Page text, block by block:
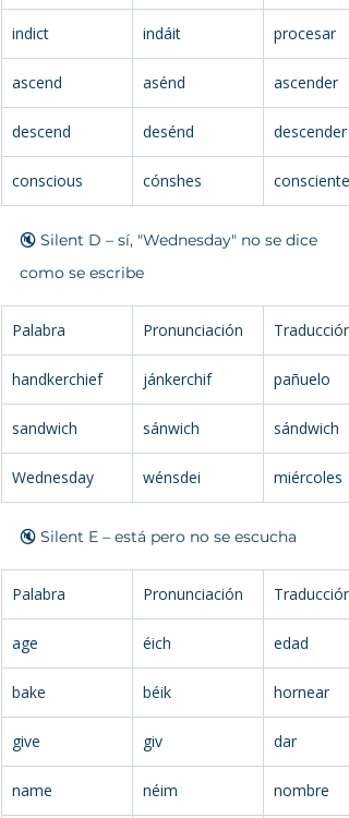
indict indáit procesar
ascend asénd ascender
descend desénd descender
conscious cónshes consciente
🔇 Silent D – sí, "Wednesday" no se dice
como se escribe
Palabra Pronunciación Traducción
handkerchief jánkerchif pañuelo
sandwich sánwich sándwich
Wednesday wénsdei miércoles
🔇 Silent E – está pero no se escucha
Palabra Pronunciación Traducción
age éich edad
bake béik hornear
give giv dar
name néim nombre